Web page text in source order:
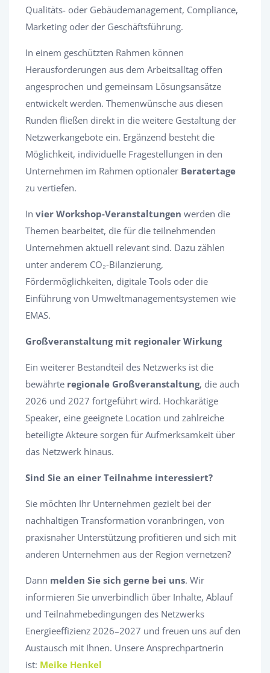
Qualitäts- oder Gebäudemanagement, Compliance,
Marketing oder der Geschäftsführung.
In einem geschützten Rahmen können
Herausforderungen aus dem Arbeitsalltag offen
angesprochen und gemeinsam Lösungsansätze
entwickelt werden. Themenwünsche aus diesen
Runden fließen direkt in die weitere Gestaltung der
Netzwerkangebote ein. Ergänzend besteht die
Möglichkeit, individuelle Fragestellungen in den
Unternehmen im Rahmen optionaler Beratertage
zu vertiefen.
In vier Workshop-Veranstaltungen werden die
Themen bearbeitet, die für die teilnehmenden
Unternehmen aktuell relevant sind. Dazu zählen
unter anderem CO₂-Bilanzierung,
Fördermöglichkeiten, digitale Tools oder die
Einführung von Umweltmanagementsystemen wie
EMAS.
Großveranstaltung mit regionaler Wirkung
Ein weiterer Bestandteil des Netzwerks ist die
bewährte regionale Großveranstaltung, die auch
2026 und 2027 fortgeführt wird. Hochkarätige
Speaker, eine geeignete Location und zahlreiche
beteiligte Akteure sorgen für Aufmerksamkeit über
das Netzwerk hinaus.
Sind Sie an einer Teilnahme interessiert?
Sie möchten Ihr Unternehmen gezielt bei der
nachhaltigen Transformation voranbringen, von
praxisnaher Unterstützung profitieren und sich mit
anderen Unternehmen aus der Region vernetzen?
Dann melden Sie sich gerne bei uns. Wir
informieren Sie unverbindlich über Inhalte, Ablauf
und Teilnahmebedingungen des Netzwerks
Energieeffizienz 2026–2027 und freuen uns auf den
Austausch mit Ihnen. Unsere Ansprechpartnerin
ist: Meike Henkel